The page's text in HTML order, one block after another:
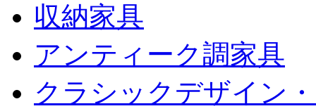
収納家具
アンティーク調家具
クラシックデザイン